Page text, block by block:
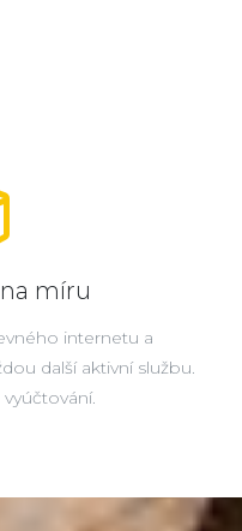
míru
internetu a
další aktivní službu.